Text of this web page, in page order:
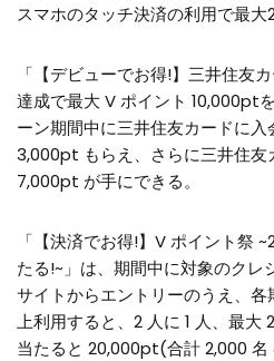
スマホのタッチ決済の利用で最大
「【デビューでお得!】三井住友
達成で最大 V ポイント 10,000pt
ーン期間中に三井住友カードに
3,000pt もらえ、さらに三井住友
7,000pt が手にできる。
「【決済でお得!】V ポイント祭
たる!~」は、期間中に対象のクレ
サイトからエントリーのうえ、
上利用すると、2 人に 1 人、最大
当たると 20,000pt(合計 2,000 名